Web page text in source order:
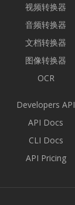
视频转换器
音频转换器
文档转换器
图像转换器
OCR
Developers API
API Docs
CLI Docs
API Pricing